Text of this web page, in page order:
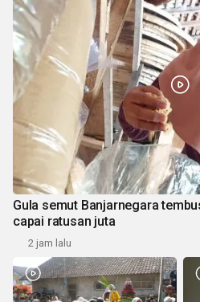
Gula semut Banjarnegara
capai ratusan juta
2 jam lalu